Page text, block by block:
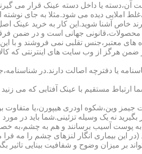
یا داخل دسته عینک قرار می گیرند و
املایی دیده می شود.مثلا به جای
خاص آشنا شوید.این کار به خرید عینک
جهانی است و در ضمن
های معتبر،جنس تقلبی نمی فروشند و
هرگز از وب سایت های اینترنتی که
یا دفترچه اصالت دارند.در
مستقیم با عینک آفتابی که می
وین،شکوه اودری هیپورن،یا متفاوت
نه یک وسیله تزئینی.شما باید در
پوست آسیب برسانند و هم به چشم،به
(در این بیماری انگار لنزهای چشم را
بر میزان وضوح و شفافیت بینایی تاثیر